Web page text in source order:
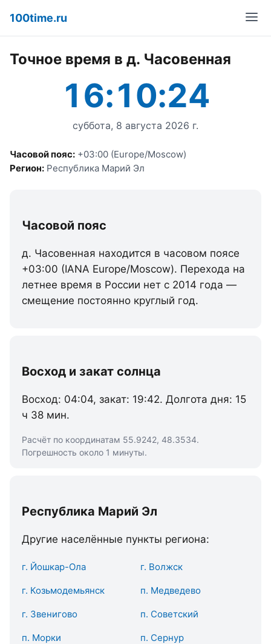
100time.ru
Точное время в д. Часовенная
16:10:24
суббота, 8 августа 2026 г.
Часовой пояс: +03:00 (Europe/Moscow)
Регион: Республика Марий Эл
Часовой пояс
д. Часовенная находится в часовом поясе
+03:00 (IANA Europe/Moscow). Перехода на
летнее время в России нет с 2014 года —
смещение постоянно круглый год.
Восход и закат солнца
Восход: 04:04, закат: 19:42. Долгота дня: 15
ч 38 мин.
Расчёт по координатам 55.9242, 48.3534.
Погрешность около 1 минуты.
Республика Марий Эл
Другие населённые пункты региона:
г. Йошкар-Ола г. Волжск
г. Козьмодемьянск п. Медведево
г. Звенигово п. Советский
п. Морки п. Сернур